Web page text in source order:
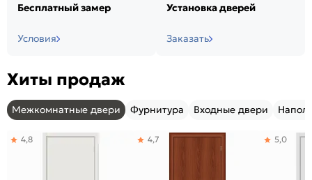
Бесплатный замер
Условия
Установка дверей
Заказать
Хиты продаж
Межкомнатные двери Фурнитура Входные двери
4,8 4,7 5,0